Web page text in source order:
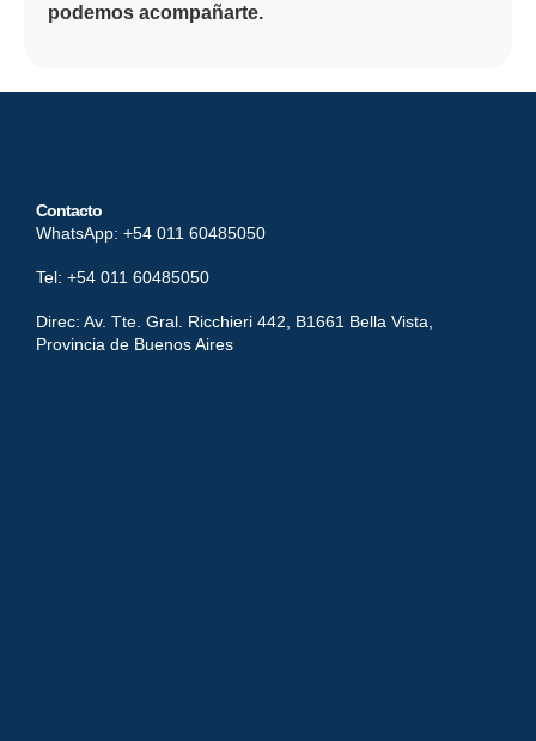
podemos acompañarte.
Contacto
WhatsApp: +54 011 60485050
Tel: +54 011 60485050
Direc: Av. Tte. Gral. Ricchieri 442, B1661 Bella Vista,
Provincia de Buenos Aires